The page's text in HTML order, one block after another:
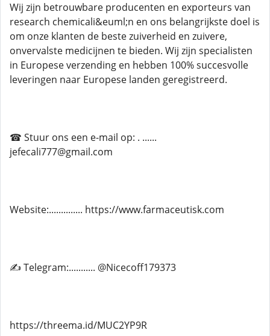
Wij zijn betrouwbare producenten en exporteurs van
research chemicali&euml;n en ons belangrijkste doel is
om onze klanten de beste zuiverheid en zuivere,
onvervalste medicijnen te bieden. Wij zijn specialisten
in Europese verzending en hebben 100% succesvolle
leveringen naar Europese landen geregistreerd.
☎ Stuur ons een e-mail op: . ......
jefecali777@gmail.com
Website:.............. https://www.farmaceutisk.com
✍ Telegram:........... @Nicecoff179373
https://threema.id/MUC2YP9R